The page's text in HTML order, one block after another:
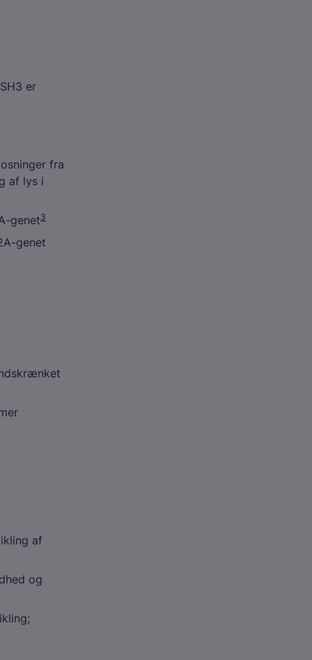
er
fra
af lys i
-genet3
-genet
af
og